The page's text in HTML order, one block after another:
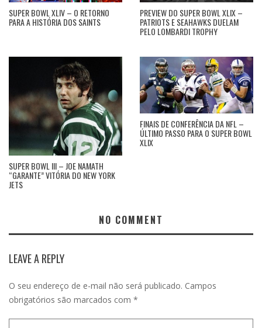
SUPER BOWL XLIV – O RETORNO
PARA A HISTÓRIA DOS SAINTS
PREVIEW DO SUPER BOWL XLIX –
PATRIOTS E SEAHAWKS DUELAM
PELO LOMBARDI TROPHY
SUPER BOWL III – JOE NAMATH
“GARANTE” VITÓRIA DO NEW YORK
JETS
FINAIS DE CONFERÊNCIA DA NFL –
ÚLTIMO PASSO PARA O SUPER BOWL
XLIX
NO COMMENT
LEAVE A REPLY
O seu endereço de e-mail não será publicado. Campos
obrigatórios são marcados com *